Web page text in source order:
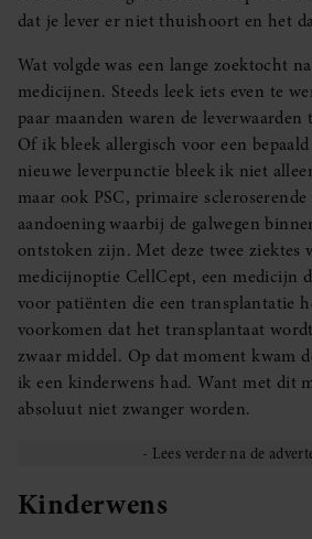
dat je lever er niet thuishoort en het
Wat volgde was een lange zoektocht
medicijnen. Steeds leek iets even te
paar maanden waren de leverwaarden
Of ik bleek allergisch voor een
nieuwe leverpunctie bleek ik niet
maar ook PSC, primaire
aandoening waarbij de galwegen
ontstoken zijn. Met deze twee ziektes
medicijnoptie CellCept, een medicijn
voor patiënten die een transplantatie
voorkomen dat het transplantaat
zwaar middel. Op dat moment kwam
ik een kinderwens had. Want met dit
absoluut niet zwanger worden.
Kinderwens